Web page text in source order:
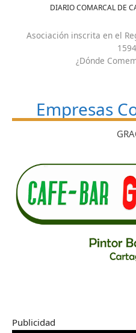
DIARIO COMARCAL DE
Asociación inscrita en el
¿Dónde
Empresas
Publicidad